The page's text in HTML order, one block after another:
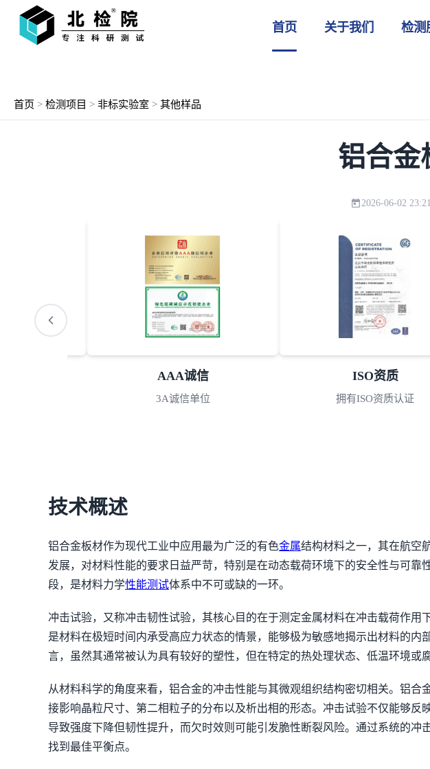
首页 关于我们 检测
首页 > 检测项目 > 非标实验室 > 其他样品
铝合金
2026-06-02
AAA诚信
3A诚信单位
ISO资质
拥有ISO资质认证
技术概述
铝合金板材作为现代工业中应用最为广泛的有色金属结构材料之一，其在航空
发展，对材料性能的要求日益严苛，特别是在动态载荷环境下的安全性与可
段，是材料力学性能测试体系中不可或缺的一环。
冲击试验，又称冲击韧性试验，其核心目的在于测定金属材料在冲击载荷作
是材料在极短时间内承受高应力状态的情景，能够极为敏感地揭示出材料的
言，虽然其通常被认为具有较好的塑性，但在特定的热处理状态、低温环境或
从材料科学的角度来看，铝合金的冲击性能与其微观组织结构密切相关。铝
接影响晶粒尺寸、第二相粒子的分布以及析出相的形态。冲击试验不仅能够反
导致强度下降但韧性提升，而欠时效则可能引发脆性断裂风险。通过系统的
找到最佳平衡点。